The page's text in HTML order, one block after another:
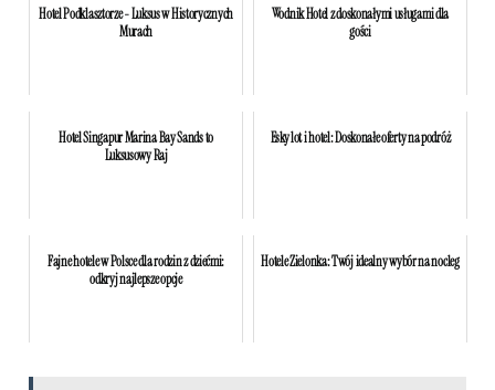
Hotel Podklasztorze - Luksus w Historycznych
Murach
Wodnik Hotel z doskonałymi usługami dla
gości
Hotel Singapur Marina Bay Sands to
Luksusowy Raj
Esky lot i hotel: Doskonałe oferty na podróż
Fajne hotele w Polsce dla rodzin z dziećmi:
odkryj najlepsze opcje
Hotele Zielonka: Twój idealny wybór na nocleg